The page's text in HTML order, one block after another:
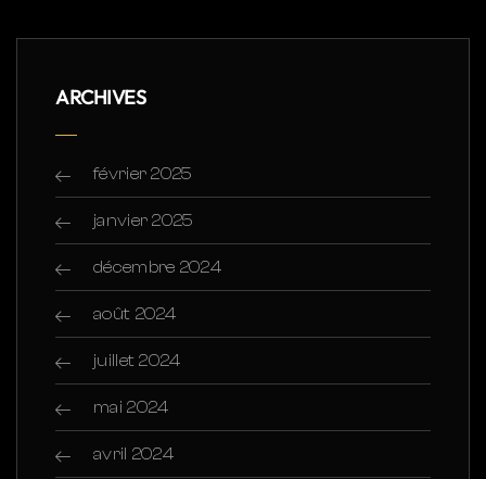
ARCHIVES
février 2025
janvier 2025
décembre 2024
août 2024
juillet 2024
mai 2024
avril 2024